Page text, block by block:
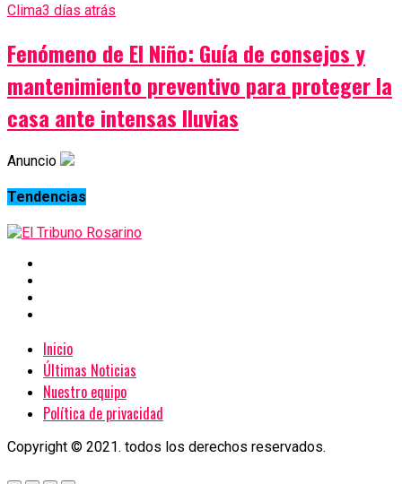
Clima3 días atrás
Fenómeno de El Niño: Guía de consejos y
mantenimiento preventivo para proteger la
casa ante intensas lluvias
Anuncio
Tendencias
Inicio
Últimas Noticias
Nuestro equipo
Política de privacidad
Copyright © 2021. todos los derechos reservados.